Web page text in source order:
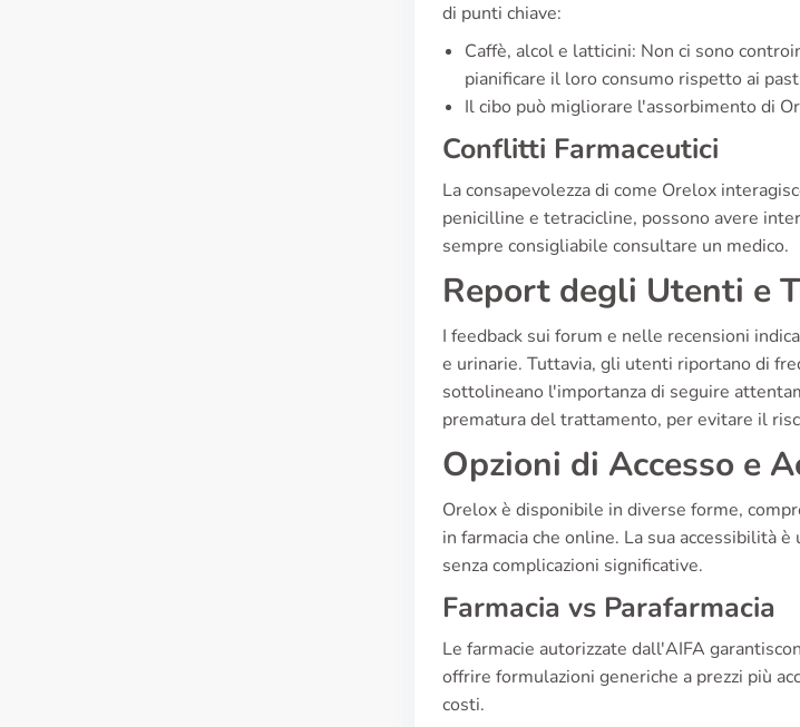
di punti chiave:
Caffè, alcol e latticini: Non ci sono
pianificare il loro consumo rispetto ai
Il cibo può migliorare l'assorbimento di
Conflitti Farmaceutici
La consapevolezza di come Orelox
penicilline e tetracicline, possono avere
sempre consigliabile consultare un medico.
Report degli Utenti e
I feedback sui forum e nelle recensioni
e urinarie. Tuttavia, gli utenti riportano di
sottolineano l'importanza di seguire
prematura del trattamento, per evitare il
Opzioni di Accesso e
Orelox è disponibile in diverse forme,
in farmacia che online. La sua accessibilità
senza complicazioni significative.
Farmacia vs Parafarmacia
Le farmacie autorizzate dall'AIFA
offrire formulazioni generiche a prezzi più
costi.